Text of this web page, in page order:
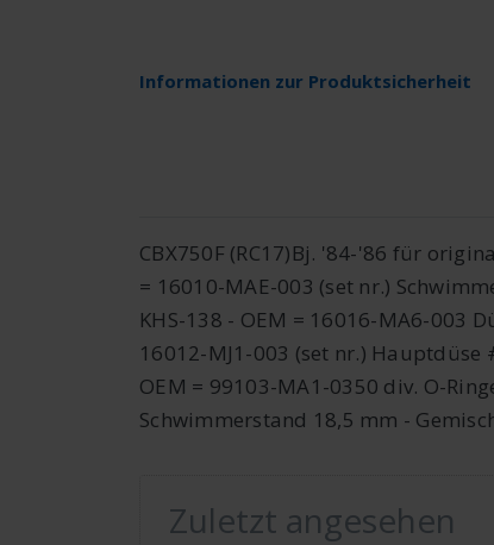
Informationen zur Produktsicherheit
CBX750F (RC17)Bj. '84-'86 für
= 16010-MAE-003 (set nr.)
KHS-138 - OEM = 16016-MA6-003
16012-MJ1-003 (set nr.) Hauptdüse
OEM = 99103-MA1-0350 div. O-
Schwimmerstand 18,5 mm -
Zuletzt angesehen